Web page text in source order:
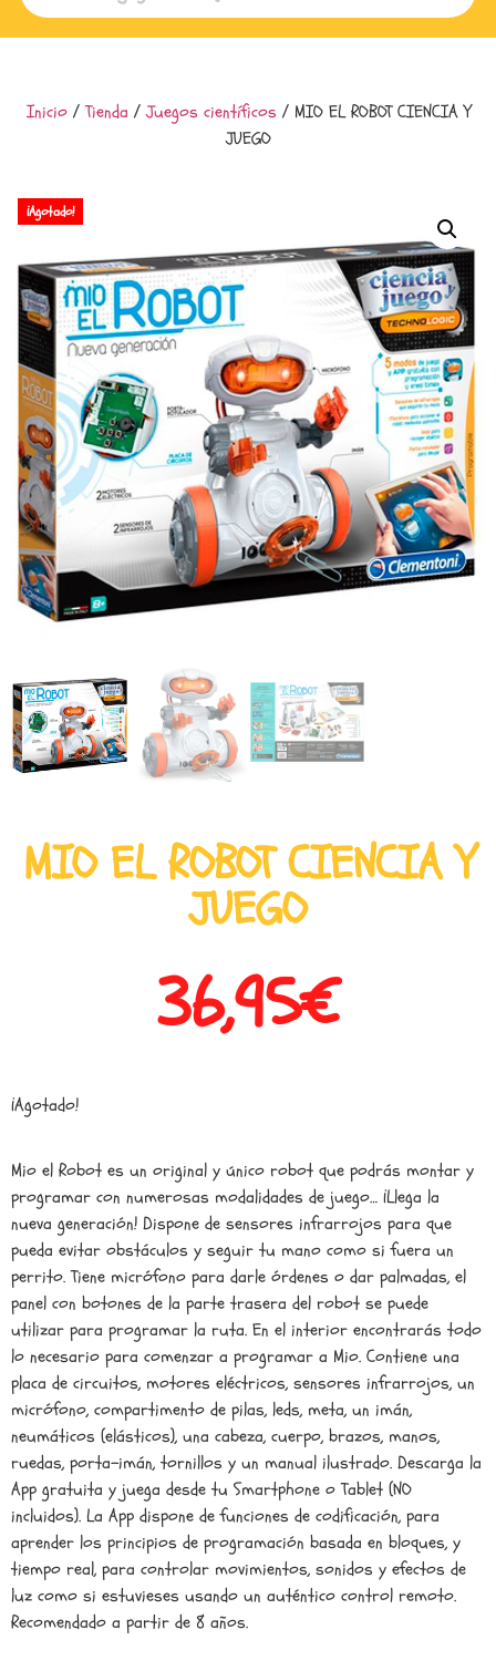
Inicio/Tienda /Juegos científicos / MIO EL ROBOT CIENCIA Y
JUEGO
¡Agotado!
MIO EL ROBOT CIENCIA Y
JUEGO
36,95€
¡Agotado!
Mio el Robot es un original y único robot que podrás montar y
programar con numerosas modalidades de juego… ¡Llega la
nueva generación! Dispone de sensores infrarrojos para que
pueda evitar obstáculos y seguir tu mano como si fuera un
perrito. Tiene micrófono para darle órdenes o dar palmadas, el
panel con botones de la parte trasera del robot se puede
utilizar para programar la ruta. En el interior encontrarás todo
lo necesario para comenzar a programar a Mio. Contiene una
placa de circuitos, motores eléctricos, sensores infrarrojos, un
micrófono, compartimento de pilas, leds, meta, un imán,
neumáticos (elásticos), una cabeza, cuerpo, brazos, manos,
ruedas, porta-imán, tornillos y un manual ilustrado. Descarga la
App gratuita y juega desde tu Smartphone o Tablet (NO
incluidos). La App dispone de funciones de codificación, para
aprender los principios de programación basada en bloques, y
tiempo real, para controlar movimientos, sonidos y efectos de
luz como si estuvieses usando un auténtico control remoto.
Recomendado a partir de 8 años.